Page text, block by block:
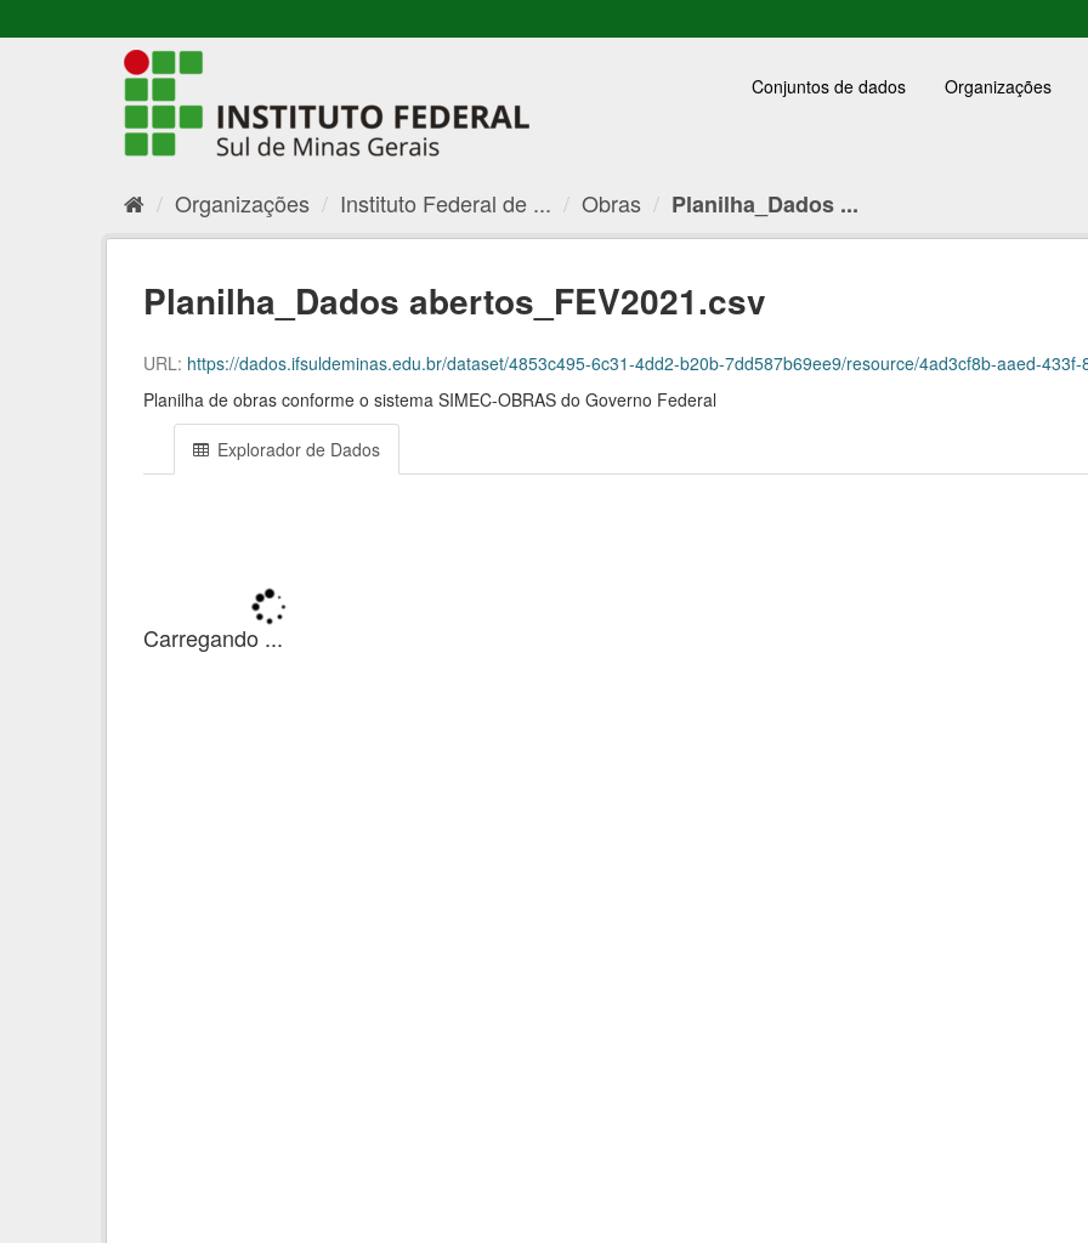
Conjuntos de dados Organizações
Organizações Instituto Federal de ... Obras Planilha_Dados ...
Planilha_Dados abertos_FEV2021.csv
URL: https://dados.ifsuldeminas.edu.br/dataset/4853c495-6c31-4dd2-b20b-7dd587b69ee9/resource/4ad3cf8b-aaed-433f-898b-
Planilha de obras conforme o sistema SIMEC-OBRAS do Governo Federal
Explorador de Dados